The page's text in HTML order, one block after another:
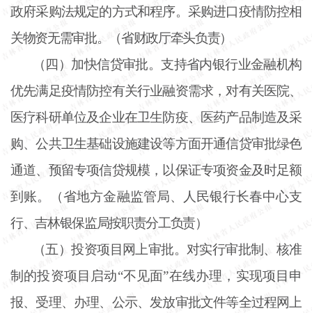
政府采购法规定的方式和程序。采购进口疫情防控相
关物资无需审批。（省财政厅牵头负责）
（四）加快信贷审批。支持省内银行业金融机构
优先满足疫情防控有关行业融资需求，对有关医院、
医疗科研单位及企业在卫生防疫、医药产品制造及采
购、公共卫生基础设施建设等方面开通信贷审批绿色
通道、预留专项信贷规模，以保证专项资金及时足额
到账。（省地方金融监管局、人民银行长春中心支
行、吉林银保监局按职责分工负责）
（五）投资项目网上审批。对实行审批制、核准
制的投资项目启动“不见面”在线办理，实现项目申
报、受理、办理、公示、发放审批文件等全过程网上